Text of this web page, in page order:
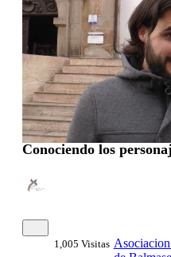
Conociendo los
1,005 Visitas